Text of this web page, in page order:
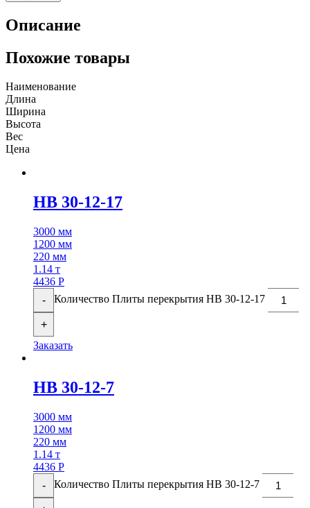
Описание
Похожие товары
Наименование
Длина
Ширина
Высота
Вес
Цена
НВ 30-12-17
3000 мм
1200 мм
220 мм
1.14 т
4436 Р
-
Количество Плиты перекрытия НВ 30-12-17
+
Заказать
НВ 30-12-7
3000 мм
1200 мм
220 мм
1.14 т
4436 Р
-
Количество Плиты перекрытия НВ 30-12-7